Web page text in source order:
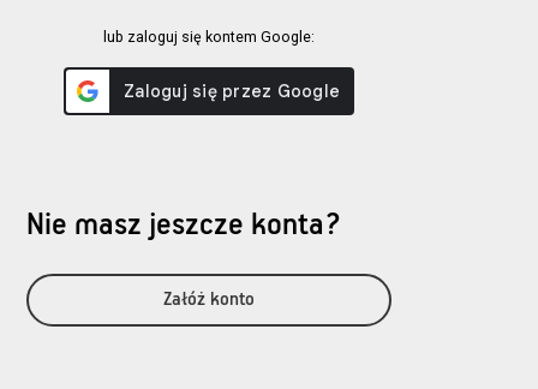
lub zaloguj się kontem Google:
Nie masz jeszcze konta?
Załóż konto